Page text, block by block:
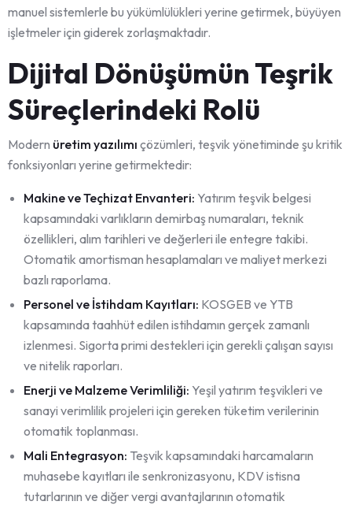
manuel sistemlerle bu yükümlülükleri yerine getirmek, büyüyen
işletmeler için giderek zorlaşmaktadır.
Dijital Dönüşümün Teşrik
Süreçlerindeki Rolü
Modern üretim yazılımı çözümleri, teşvik yönetiminde şu kritik
fonksiyonları yerine getirmektedir:
Makine ve Teçhizat Envanteri: Yatırım teşvik belgesi
kapsamındaki varlıkların demirbaş numaraları, teknik
özellikleri, alım tarihleri ve değerleri ile entegre takibi.
Otomatik amortisman hesaplamaları ve maliyet merkezi
bazlı raporlama.
Personel ve İstihdam Kayıtları: KOSGEB ve YTB
kapsamında taahhüt edilen istihdamın gerçek zamanlı
izlenmesi. Sigorta primi destekleri için gerekli çalışan sayısı
ve nitelik raporları.
Enerji ve Malzeme Verimliliği: Yeşil yatırım teşvikleri ve
sanayi verimlilik projeleri için gereken tüketim verilerinin
otomatik toplanması.
Mali Entegrasyon: Teşvik kapsamındaki harcamaların
muhasebe kayıtları ile senkronizasyonu, KDV istisna
tutarlarının ve diğer vergi avantajlarının otomatik